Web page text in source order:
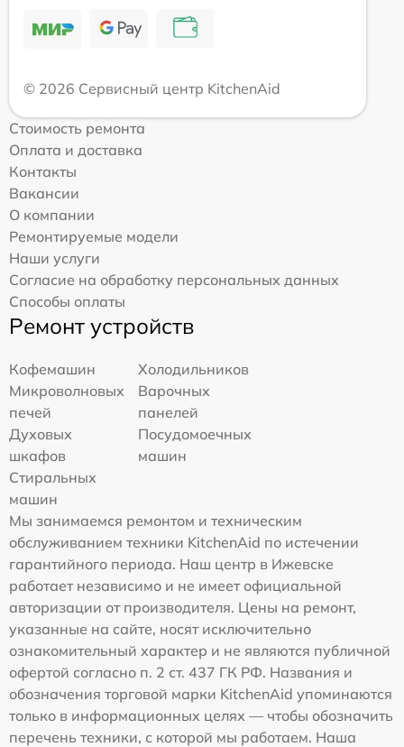
© 2026 Сервисный центр KitchenAid
Стоимость ремонта
Оплата и доставка
Контакты
Вакансии
О компании
Ремонтируемые модели
Наши услуги
Согласие на обработку персональных данных
Способы оплаты
Ремонт устройств
Кофемашин
Холодильников
Микроволновых
печей
Варочных
панелей
Духовых
шкафов
Посудомоечных
машин
Стиральных
машин
Мы занимаемся ремонтом и техническим
обслуживанием техники KitchenAid по истечении
гарантийного периода. Наш центр в Ижевске
работает независимо и не имеет официальной
авторизации от производителя. Цены на ремонт,
указанные на сайте, носят исключительно
ознакомительный характер и не являются публичной
офертой согласно п. 2 ст. 437 ГК РФ. Названия и
обозначения торговой марки KitchenAid упоминаются
только в информационных целях — чтобы обозначить
перечень техники, с которой мы работаем. Наша